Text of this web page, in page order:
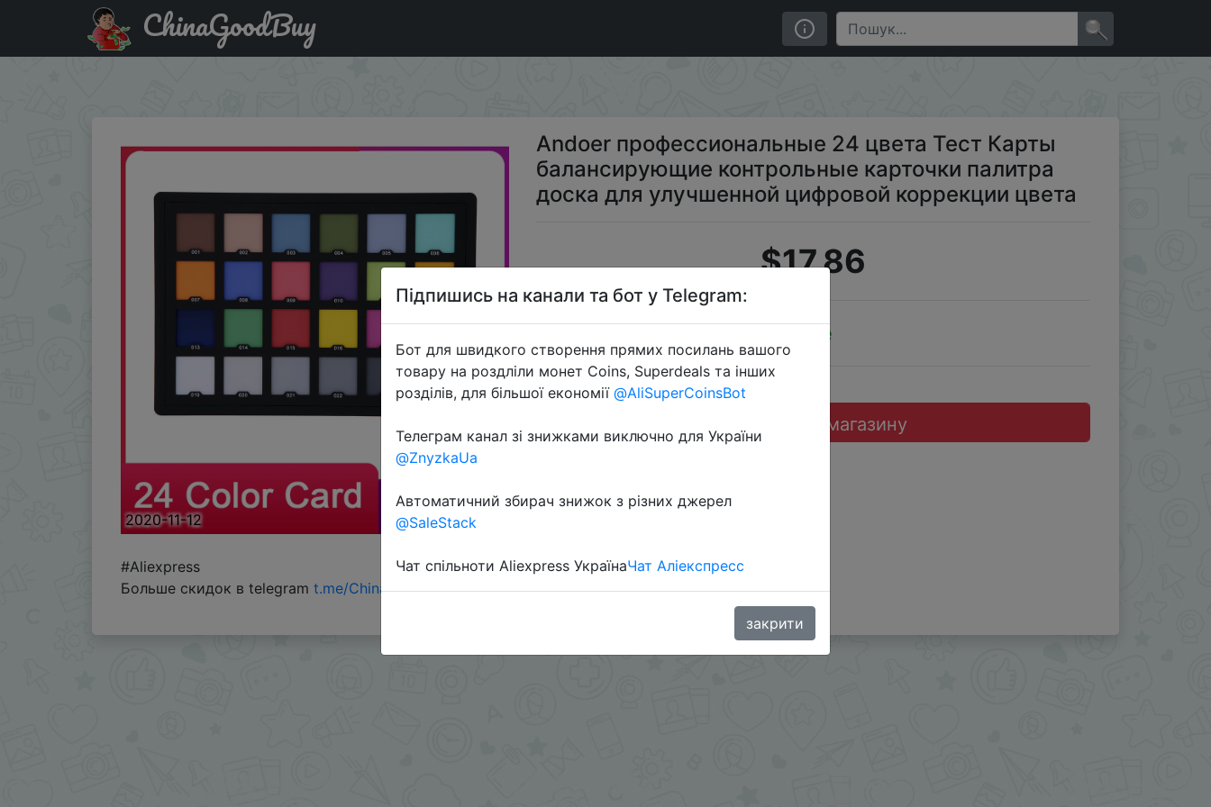
Придбати по знижці Andoer профессиональные 24 цвета Тест Карты балансирующие контрольные карточки палитра доска для улучшенной цифровой коррекции
ChinaGoodBuy
2020-11-12
Andoer профессиональные 24 цвета Тест Карты
балансирующие контрольные карточки палитра
доска для улучшенной цифровой коррекции цвета
$17.86
Sale
Перейти до магазину
#Aliexpress
Больше скидок в telegram t.me/ChinaGoodBuy
Підпишись на канали та бот у Telegram:
Бот для швидкого створення прямих посилань вашого
товару на роздліли монет Coins, Superdeals та інших
розділів, для більшої економії @AliSuperCoinsBot
Телеграм канал зі знижками виключно для України
@ZnyzkaUa
Автоматичний збирач знижок з різних джерел
@SaleStack
Чат спільноти Aliexpress УкраїнаЧат Аліекспресс
закрити